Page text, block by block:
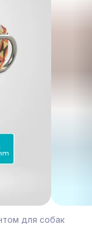
для собак